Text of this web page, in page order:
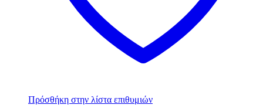
Πρόσθήκη στην λίστα επιθυμιών